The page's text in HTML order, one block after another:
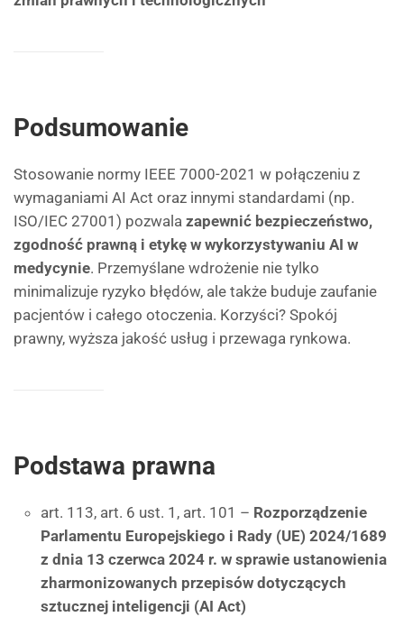
Podsumowanie
Stosowanie normy IEEE 7000-2021 w połączeniu z
wymaganiami AI Act oraz innymi standardami (np.
ISO/IEC 27001) pozwala zapewnić bezpieczeństwo,
zgodność prawną i etykę w wykorzystywaniu AI w
medycynie. Przemyślane wdrożenie nie tylko
minimalizuje ryzyko błędów, ale także buduje zaufanie
pacjentów i całego otoczenia. Korzyści? Spokój
prawny, wyższa jakość usług i przewaga rynkowa.
Podstawa prawna
art. 113, art. 6 ust. 1, art. 101 – Rozporządzenie
Parlamentu Europejskiego i Rady (UE) 2024/1689
z dnia 13 czerwca 2024 r. w sprawie ustanowienia
zharmonizowanych przepisów dotyczących
sztucznej inteligencji (AI Act)